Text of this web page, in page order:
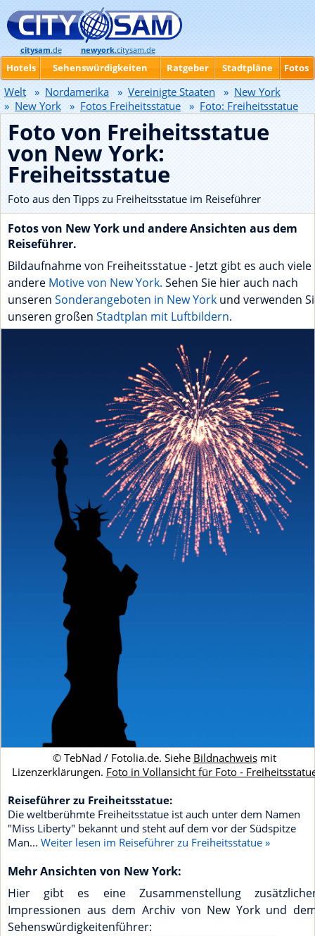
Foto von Freiheitsstatue
von New York:
Freiheitsstatue
Foto aus den Tipps zu Freiheitsstatue im Reiseführer
Fotos von New York und andere Ansichten aus dem
Reiseführer.
Bildaufnahme von Freiheitsstatue - Jetzt gibt es auch viele
andere Motive von New York. Sehen Sie hier auch nach
unseren Sonderangeboten in New York und verwenden
unseren großen Stadtplan mit Luftbildern.
© TebNad / Fotolia.de. Siehe Bildnachweismit
Lizenzerklärungen. Foto in Vollansicht für Foto -
Reiseführer zu Freiheitsstatue:
Die weltberühmte Freiheitsstatue ist auch unter dem Namen
"Miss Liberty" bekannt und steht auf dem vor der Südspitze
Man... Weiter lesen im Reiseführer zu Freiheitsstatue »
Mehr Ansichten von New York:
Hier gibt es eine Zusammenstellung
Impressionen aus dem Archiv von New York und
Sehenswürdigkeitenführer:
citysam.de newyork.citysam.de
Hotels Sehenswürdigkeiten Ratgeber Stadtpläne Fotos
Welt » Nordamerika » Vereinigte Staaten » New York
» New York » Fotos Freiheitsstatue » Foto: Freiheitsstatue